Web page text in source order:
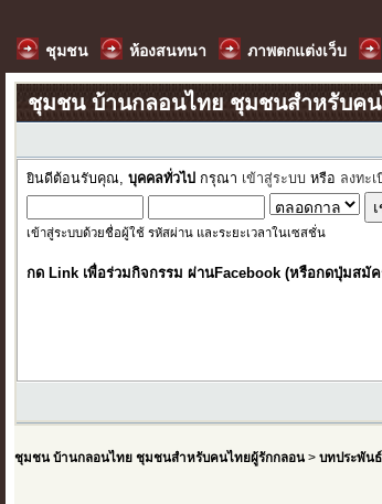
ชุมชน ห้องสนทนา ภาพตกแต่งเว็บ
ชุมชน บ้านกลอนไทย ชุมชนสำหรับค
ยินดีต้อนรับคุณ,บุคคลทั่วไป กรุณา เข้าสู่ระบบ หรือ ลงทะ
เข้าสู่ระบบด้วยชื่อผู้ใช้ รหัสผ่าน และระยะเวลาในเซสชั่น
กด Link เพื่อร่วมกิจกรรม ผ่านFacebook (หรือกดปุ่มสมั
ชุมชน บ้านกลอนไทย ชุมชนสำหรับคนไทยผู้รักกลอน >บทประพัน